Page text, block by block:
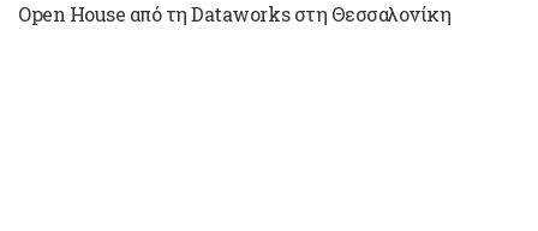
Open House από τη Dataworks στη Θεσσαλονίκη